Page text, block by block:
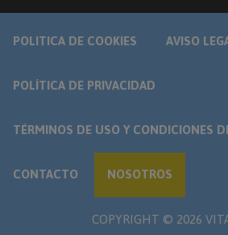
POLITICA DE COOKIES AVISO
POLÍTICA DE PRIVACIDAD
TÉRMINOS DE USO Y CONDICIONES
CONTACTO NOSOTROS
COPYRIGHT © 2026